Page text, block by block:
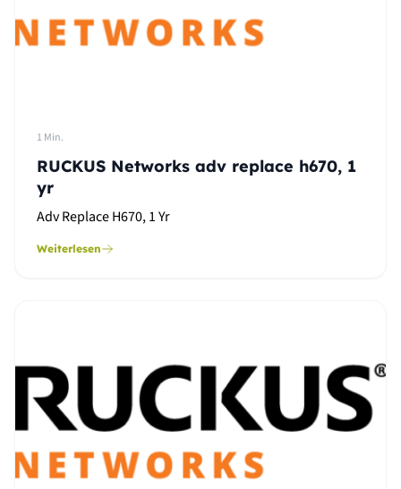
1 Min.
RUCKUS Networks adv replace h670, 1
yr
Adv Replace H670, 1 Yr
Weiterlesen